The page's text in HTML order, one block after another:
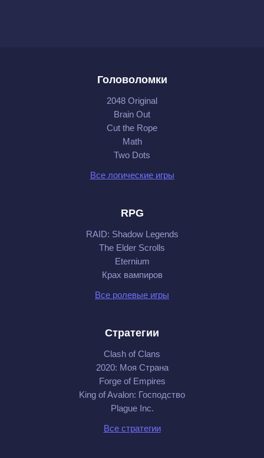
Головоломки
2048 Original
Brain Out
Cut the Rope
Math
Two Dots
Все логические игры
RPG
RAID: Shadow Legends
The Elder Scrolls
Eternium
Крах вампиров
Все ролевые игры
Стратегии
Clash of Clans
2020: Моя Cтрана
Forge of Empires
King of Avalon: Господство
Plague Inc.
Все стратегии